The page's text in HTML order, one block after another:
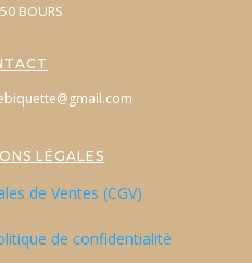
BOURS
LÉGALES
de Ventes (CGV)
de confidentialité